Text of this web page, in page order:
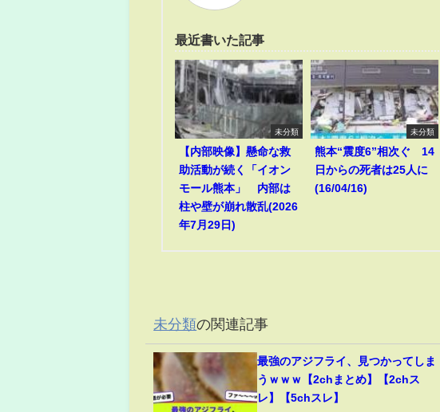
最近書いた記事
未分類
【内部映像】懸命な救
助活動が続く「イオン
モール熊本」 内部は
柱や壁が崩れ散乱(2026
年7月29日)
未分類
熊本“震度6”相次ぐ 14
日からの死者は25人に
(16/04/16)
未分類の関連記事
最強のアジフライ、見つかってしま
うｗｗｗ【2chまとめ】【2chス
レ】【5chスレ】